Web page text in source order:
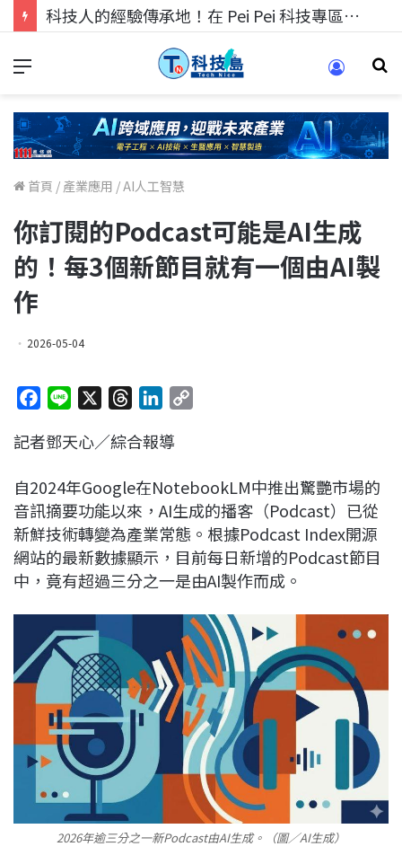
科技人的經驗傳承地！在 Pei Pei 科技專區，與學弟妹交流最硬核的技術
首頁 / 產業應用 /AI人工智慧
你訂閱的Podcast可能是AI生成
的！每3個新節目就有一個由AI製
作
2026-05-04
c
b
o
o
k
n
r
a
d
s
n
e
d
I
n
L
i
n
k
記者鄧天心／綜合報導
自2024年Google在NotebookLM中推出驚艷市場的
音訊摘要功能以來，AI生成的播客（Podcast）已從
新鮮技術轉變為產業常態。根據Podcast Index開源
網站的最新數據顯示，目前每日新增的Podcast節目
中，竟有超過三分之一是由AI製作而成。
2026年逾三分之一新Podcast由AI生成。（圖／AI生成）